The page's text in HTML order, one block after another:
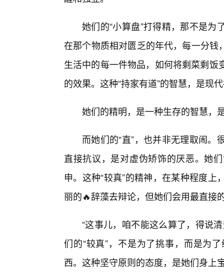
她们的“小算盘”打得精，那不是
在那个物质相对匮乏的年代，每一分
生活中的每一件物品，如何将剩菜剩
的效果。这种“持家有道”的智慧，是现
她们的精明，是一种生存的智慧，
而她们的“直”，也并非无理取闹
直接抗议，是对虚伪矫饰的厌恶。她
申。这种“较真”的精神，在某种程度
丽的🔥辞藻去辩论，但她们会用最直接
“这事儿，咱不能这么算了，得说
们的“较真”，不是为了挑事，而是为
西。这种坚守原则的态度，是她们身上